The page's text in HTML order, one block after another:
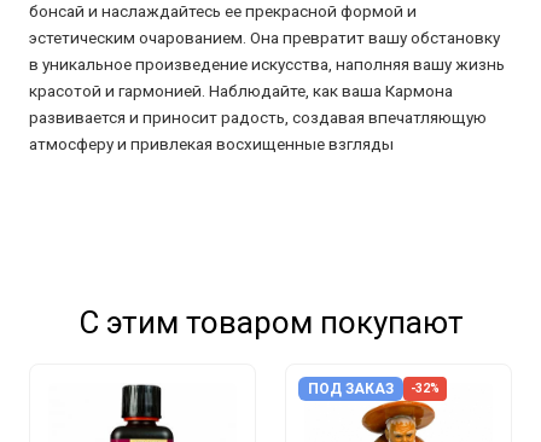
бонсай и наслаждайтесь ее прекрасной формой и
эстетическим очарованием. Она превратит вашу обстановку
в уникальное произведение искусства, наполняя вашу жизнь
красотой и гармонией. Наблюдайте, как ваша Кармона
развивается и приносит радость, создавая впечатляющую
атмосферу и привлекая восхищенные взгляды
С этим товаром покупают
ПОД ЗАКАЗ -32%